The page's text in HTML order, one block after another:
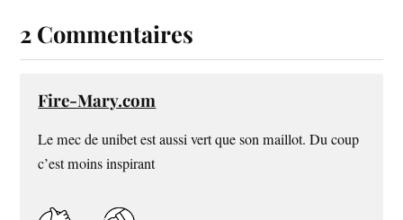
2 Commentaires
Fire-Mary.com
Le mec de unibet est aussi vert que son maillot. Du coup
c’est moins inspirant